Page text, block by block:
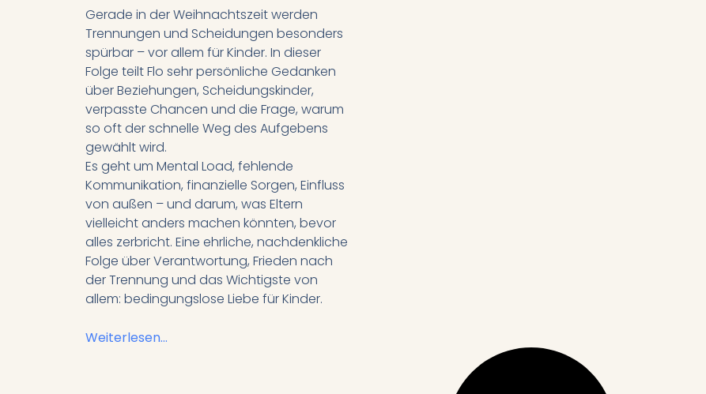
Gerade in der Weihnachtszeit werden
Trennungen und Scheidungen besonders
spürbar – vor allem für Kinder. In dieser
Folge teilt Flo sehr persönliche Gedanken
über Beziehungen, Scheidungskinder,
verpasste Chancen und die Frage, warum
so oft der schnelle Weg des Aufgebens
gewählt wird.
Es geht um Mental Load, fehlende
Kommunikation, finanzielle Sorgen, Einfluss
von außen – und darum, was Eltern
vielleicht anders machen könnten, bevor
alles zerbricht. Eine ehrliche, nachdenkliche
Folge über Verantwortung, Frieden nach
der Trennung und das Wichtigste von
allem: bedingungslose Liebe für Kinder.
Weiterlesen...